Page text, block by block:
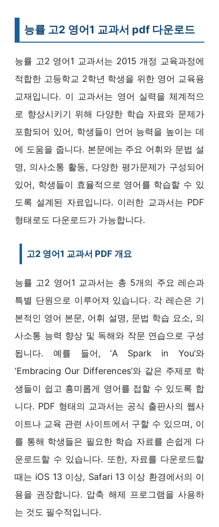
능률 고2 영어1 교과서 pdf 다운로드
능률 고2 영어1 교과서는 2015 개정 교육과정에
적합한 고등학교 2학년 학생을 위한 영어 교육용
교재입니다. 이 교과서는 영어 실력을 체계적으
로 향상시키기 위해 다양한 학습 자료와 문제가
포함되어 있어, 학생들이 언어 능력을 높이는 데
에 도움을 줍니다. 본문에는 주요 어휘와 문법 설
명, 의사소통 활동, 다양한 평가문제가 구성되어
있어, 학생들이 효율적으로 영어를 학습할 수 있
도록 설계된 자료입니다. 이러한 교과서는 PDF
형태로도 다운로드가 가능합니다.
고2 영어1 교과서 PDF 개요
능률 고2 영어1 교과서는 총 5개의 주요 레슨과
특별 단원으로 이루어져 있습니다. 각 레슨은 기
본적인 영어 본문, 어휘 설명, 문법 학습 요소, 의
사소통 능력 향상 및 독해와 작문 연습으로 구성
됩니다. 예를 들어, ‘A Spark in You’와
‘Embracing Our Differences’와 같은 주제로 학
생들이 쉽고 흥미롭게 영어를 접할 수 있도록 합
니다. PDF 형태의 교과서는 공식 출판사의 웹사
이트나 교육 관련 사이트에서 구할 수 있으며, 이
를 통해 학생들은 필요한 학습 자료를 손쉽게 다
운로드할 수 있습니다. 또한, 자료를 다운로드할
때는 iOS 13 이상, Safari 13 이상 환경에서의 이
용을 권장합니다. 압축 해제 프로그램을 사용하
는 것도 필수적입니다.